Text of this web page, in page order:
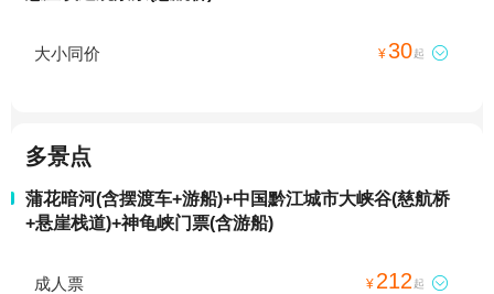
大小同价 ¥30起 
多景点
蒲花暗河(含摆渡车+游船)+中国黔江城市大峡谷(慈航桥
+悬崖栈道)+神龟峡门票(含游船)
成人票 ¥ 212 起 